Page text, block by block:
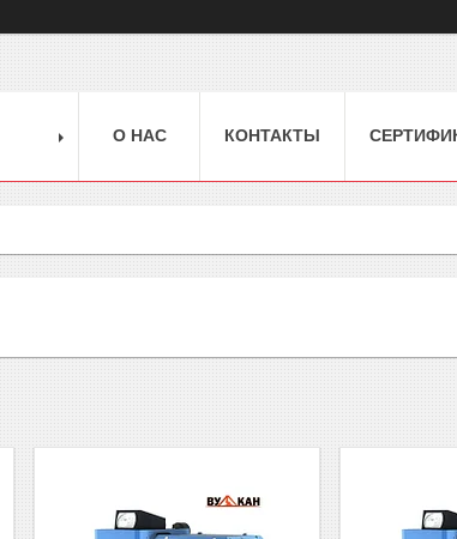
О НАС КОНТАКТЫ